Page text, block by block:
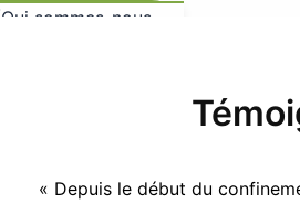
Qui sommes-nous
« Depuis le début du